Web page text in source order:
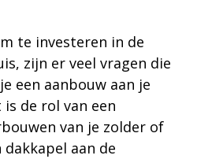
te investeren in de
zijn er veel vragen die
een aanbouw aan je
de rol van een
van je zolder of
aan de